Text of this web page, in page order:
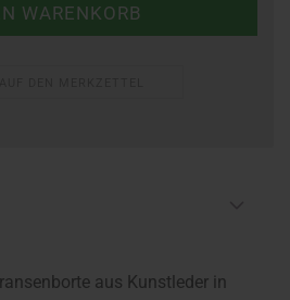
aus Kunstleder in